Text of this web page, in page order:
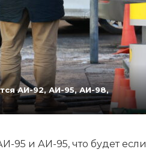
АИ-92, АИ-95, АИ-98,
95 и АИ-95, что будет если